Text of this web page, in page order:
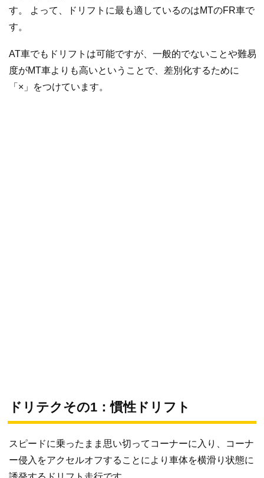
す。 よって、ドリフトに最も適しているのはMTのFR車で
す。
AT車でもドリフトは可能ですが、一般的でないことや難易
度がMT車よりも高いということで、差別化するために
「×」をつけています。
ドリテクその1：慣性ドリフト
スピードに乗ったまま思い切ってコーナーに入り、コーナ
ー侵入をアクセルオフすることにより車体を横滑り状態に